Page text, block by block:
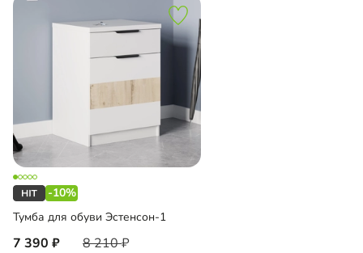
-10%
Тумба для обуви Эстенсон-1
7 390 8 210